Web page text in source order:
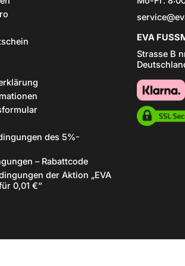
des 5%-
– Rabattcode
der Aktion „EVA
0,01 €“
EVA
Strasse B